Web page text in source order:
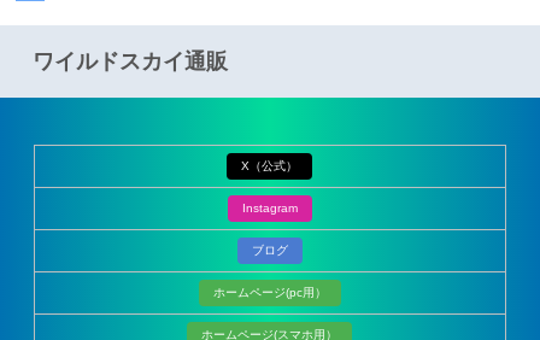
ワイルドスカイ通販
X（公式）
Instagram
ブログ
ホームページ(pc用）
ホームページ(スマホ用）